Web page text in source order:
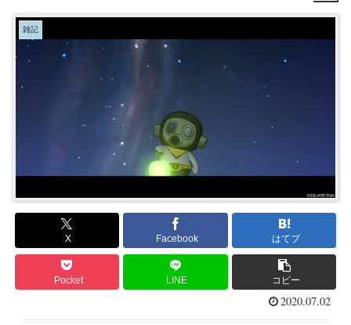
雑記
X Facebook はてブ
Pocket LINE コピー
2020.07.02